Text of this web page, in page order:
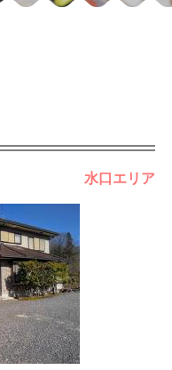
水口エリア